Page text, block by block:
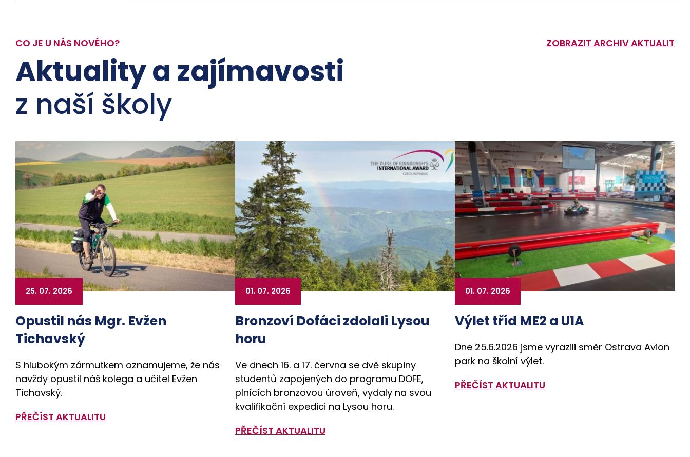
CO JE U NÁS NOVÉHO?
Aktuality a zajímavosti
z naší školy
ZOBRAZIT ARCHIV AKTUALIT
Opustil nás Mgr. Evžen
Tichavský
25. 07. 2026
S hlubokým zármutkem oznamujeme, že nás
navždy opustil náš kolega a učitel Evžen
Tichavský.
PŘEČÍST AKTUALITU
Bronzoví Dofáci zdolali Lysou
horu
01. 07. 2026
Ve dnech 16. a 17. června se dvě skupiny
studentů zapojených do programu DOFE,
plnících bronzovou úroveň, vydaly na svou
kvalifikační expedici na Lysou horu.
PŘEČÍST AKTUALITU
Výlet tříd ME2 a U1A
01. 07. 2026
Dne 25.6.2026 jsme vyrazili směr Ostrava Avion
park na školní výlet.
PŘEČÍST AKTUALITU